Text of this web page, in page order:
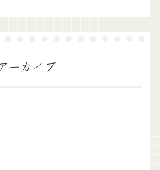
ーカイブ